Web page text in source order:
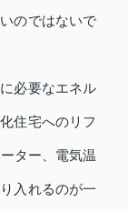
のではないで
必要なエネル
住宅へのリフ
ター、電気温
入れるのが一